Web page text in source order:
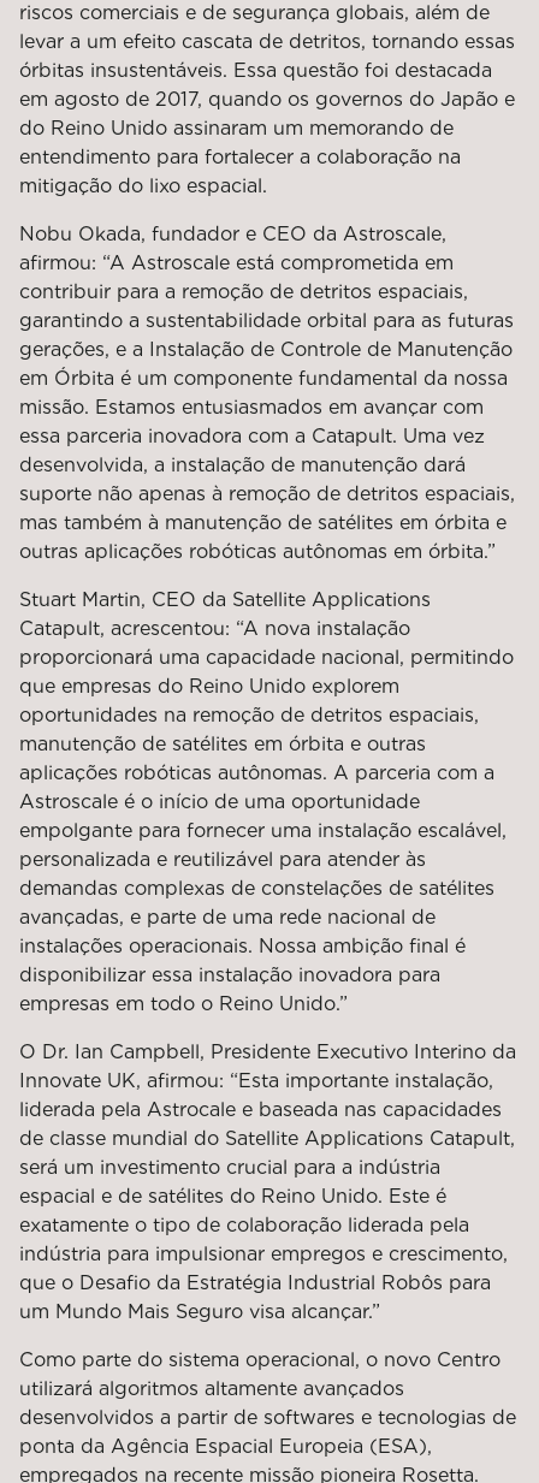
riscos comerciais e de segurança globais, além de
levar a um efeito cascata de detritos, tornando essas
órbitas insustentáveis. Essa questão foi destacada
em agosto de 2017, quando os governos do Japão e
do Reino Unido assinaram um memorando de
entendimento para fortalecer a colaboração na
mitigação do lixo espacial.
Nobu Okada, fundador e CEO da Astroscale,
afirmou: “A Astroscale está comprometida em
contribuir para a remoção de detritos espaciais,
garantindo a sustentabilidade orbital para as futuras
gerações, e a Instalação de Controle de Manutenção
em Órbita é um componente fundamental da nossa
missão. Estamos entusiasmados em avançar com
essa parceria inovadora com a Catapult. Uma vez
desenvolvida, a instalação de manutenção dará
suporte não apenas à remoção de detritos espaciais,
mas também à manutenção de satélites em órbita e
outras aplicações robóticas autônomas em órbita.”
Stuart Martin, CEO da Satellite Applications
Catapult, acrescentou: “A nova instalação
proporcionará uma capacidade nacional, permitindo
que empresas do Reino Unido explorem
oportunidades na remoção de detritos espaciais,
manutenção de satélites em órbita e outras
aplicações robóticas autônomas. A parceria com a
Astroscale é o início de uma oportunidade
empolgante para fornecer uma instalação escalável,
personalizada e reutilizável para atender às
demandas complexas de constelações de satélites
avançadas, e parte de uma rede nacional de
instalações operacionais. Nossa ambição final é
disponibilizar essa instalação inovadora para
empresas em todo o Reino Unido.”
O Dr. Ian Campbell, Presidente Executivo Interino da
Innovate UK, afirmou: “Esta importante instalação,
liderada pela Astrocale e baseada nas capacidades
de classe mundial do Satellite Applications Catapult,
será um investimento crucial para a indústria
espacial e de satélites do Reino Unido. Este é
exatamente o tipo de colaboração liderada pela
indústria para impulsionar empregos e crescimento,
que o Desafio da Estratégia Industrial Robôs para
um Mundo Mais Seguro visa alcançar.”
Como parte do sistema operacional, o novo Centro
utilizará algoritmos altamente avançados
desenvolvidos a partir de softwares e tecnologias de
ponta da Agência Espacial Europeia (ESA),
empregados na recente missão pioneira Rosetta.